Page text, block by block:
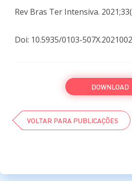
Rev Bras Ter Intensiva.
Doi: 10.5935/0103-
DOWNLOAD
VOLTAR PARA PUBLICAÇÕES